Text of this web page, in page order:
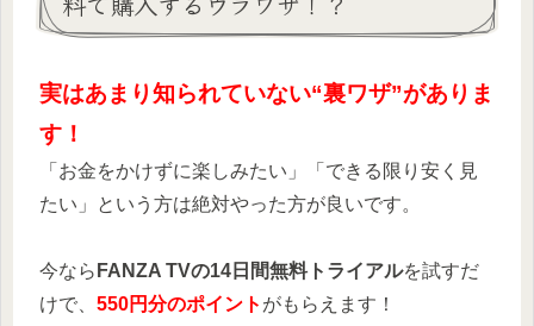
実はあまり知られていない“裏ワザ”がありま
す！
「お金をかけずに楽しみたい」「できる限り安く見
たい」という方は絶対やった方が良いです。
今なら FANZA TVの14日間無料トライアルを試すだ
けで、 550円分のポイント がもらえます！